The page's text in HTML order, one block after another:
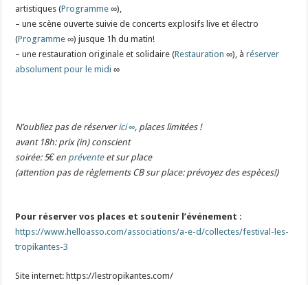
artistiques (Programme ∞),
– une scène ouverte suivie de concerts explosifs live et électro
(Programme ∞) jusque 1h du matin!
– une restauration originale et solidaire (Restauration ∞), àréserver
absolument pour le midi ∞
N’oubliez pas de réserverici ∞, places limitées !
avant 18h: prix (in) conscient
soirée: 5€ en préventeet sur place
(attention pas de règlements CB sur place: prévoyez des espèces!)
Pour réserver vos places et soutenir l’événement :
https://www.helloasso.com/associations/a-e-d/collectes/festival-les-
tropikantes-3
Site internet: https://lestropikantes.com/